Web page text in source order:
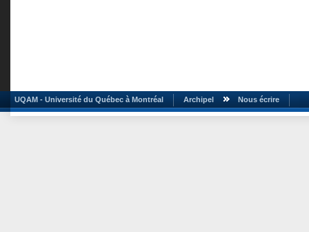
UQAM - Université du Québec à Montréal Archipel Nous écrire